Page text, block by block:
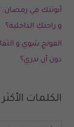
أنوثتك في
و راحتكِ الداخلية؟
الفونج شوي و
دون أن ندري؟
الكلمات